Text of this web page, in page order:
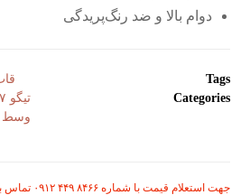
دوام بالا و ضد رنگ‌پریدگی
Tags
Categories
تیگو ۷ برقی (Tiggo 7 EV)
وسط
جهت استعلام قیمت با شماره ۸۴۶۶ ۴۴۹ ۰۹۱۲ تماس بگیرید!